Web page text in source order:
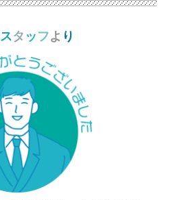
スタ ッ フよ り